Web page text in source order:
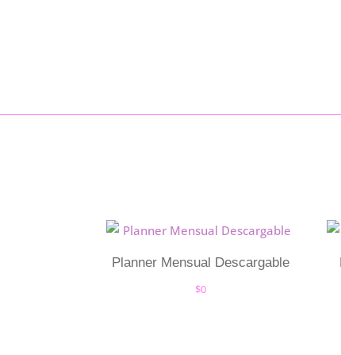
Planner Mensual Descargable
$0